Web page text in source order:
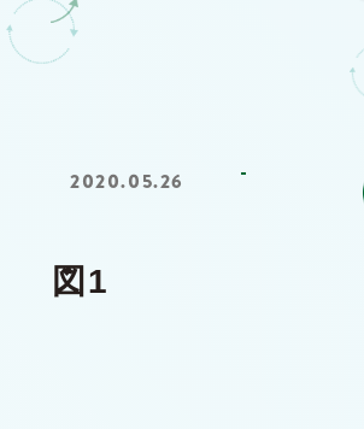
2020.05.26
図1